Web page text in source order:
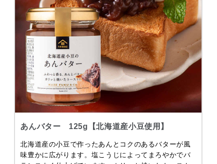
あんバター 125g【北海道産小豆使用】
北海道産の小豆で作ったあんとコクのあるバターが風
味豊かに広がります。塩こうじによってまろやかでバ